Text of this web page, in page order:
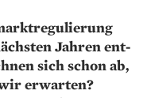
Jahren ent­
sich schon ab,
erwarten?